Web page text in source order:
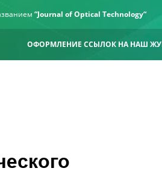
“Journal of Optical Technology“
ОФОРМЛЕНИЕ ССЫЛОК НА НАШ